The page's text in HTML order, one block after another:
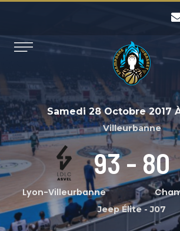
Samedi 28 Octobre 2017
Villeurbanne
80
-
93
Lyon-Villeurbanne
Jeep Élite-J07